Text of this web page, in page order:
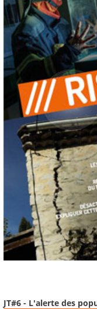
JT#6 - L'alerte des